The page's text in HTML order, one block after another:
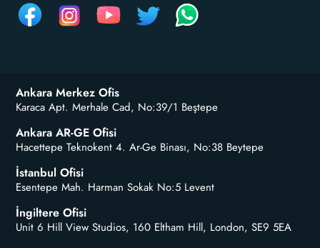
Ankara Merkez Ofis
Karaca Apt. Merhale Cad, No:39/1 Beştepe
Ankara AR-GE Ofisi
Hacettepe Teknokent 4. Ar-Ge Binası, No:38 Beytepe
İstanbul Ofisi
Esentepe Mah. Harman Sokak No:5 Levent
İngiltere Ofisi
Unit 6 Hill View Studios, 160 Eltham Hill, London, SE9 5EA